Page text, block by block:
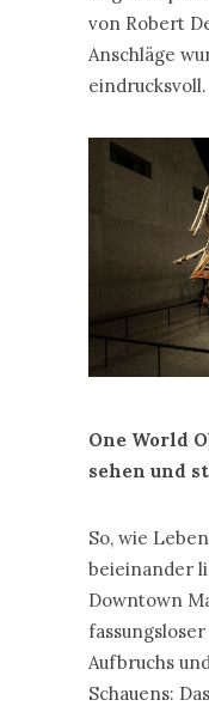
von Robert
Anschläge
eindrucksvoll.
One World
sehen und
So, wie
beieinander
Downtown
Aufbruchs
Schauens: